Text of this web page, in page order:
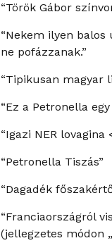
“Török Gábor
“Nekem ilyen
ne pofázzanak.”
“Tipikusan magyar
“Ez a Petronella
“Igazi NER lovagina
“Petronella Tiszás”
“Dagadék
“Franciaországról
(jellegzetes módon